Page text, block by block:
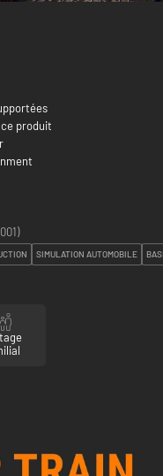
produit
)
SIMULATION AUTOMOBILE